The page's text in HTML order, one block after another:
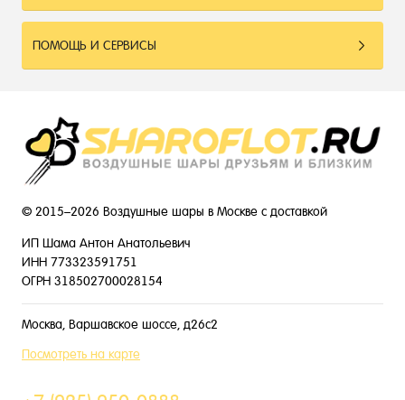
ПОМОЩЬ И СЕРВИСЫ
© 2015–2026 Воздушные шары в Москве с доставкой
ИП Шама Антон Анатольевич
ИНН 773323591751
ОГРН 318502700028154
Москва, Варшавское шоссе, д26с2
Посмотреть на карте